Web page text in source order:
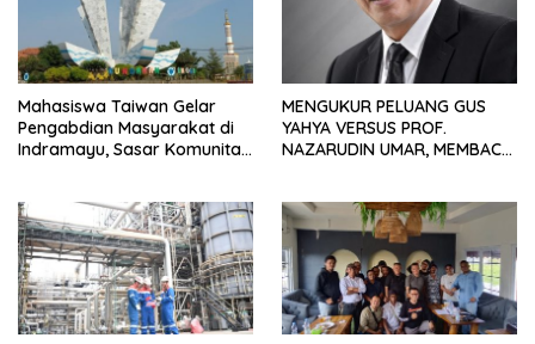
Mahasiswa Taiwan Gelar
Pengabdian Masyarakat di
Indramayu, Sasar Komunitas
MENGUKUR PELUANG GUS
YAHYA VERSUS PROF.
NAZARUDIN UMAR, MEMBACA